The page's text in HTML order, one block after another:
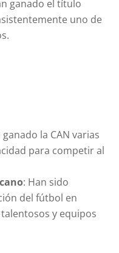
ganado el título
uno de
la CAN varias
para competir al
: Han sido
del fútbol en
y equipos